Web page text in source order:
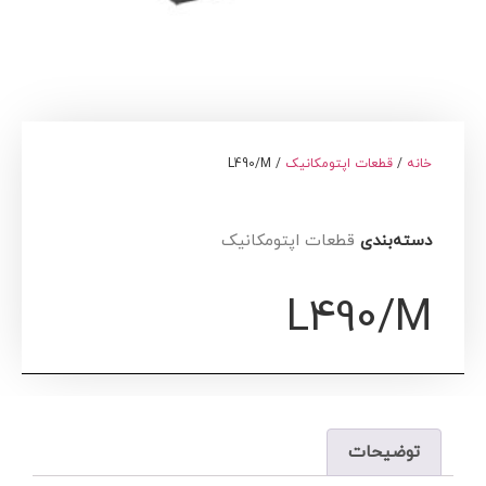
خانه / قطعات اپتومکانیک / L490/M
دسته‌بندی قطعات اپتومکانیک
L490/M
توضیحات